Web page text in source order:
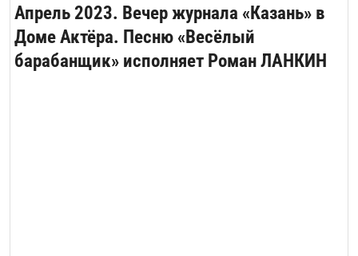
Апрель 2023. Вечер журнала «Казань» в
Доме Актёра. Песню «Весёлый
барабанщик» исполняет Роман ЛАНКИН